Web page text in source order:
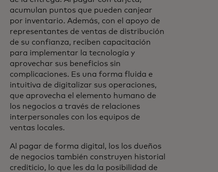
acumulan puntos que pueden canjear
por inventario. Además, con el apoyo de
representantes de ventas de distribución
de su confianza, reciben capacitación
para implementar la tecnología y
aprovechar sus beneficios sin
complicaciones. Es una forma fluida e
intuitiva de digitalizar sus operaciones,
que aprovecha el elemento humano de
los negocios a través de relaciones
interpersonales con los equipos de
ventas locales.
Al pagar de forma digital, los los dueños
de negocios también construyen historial
crediticio, lo que les da la posibilidad de